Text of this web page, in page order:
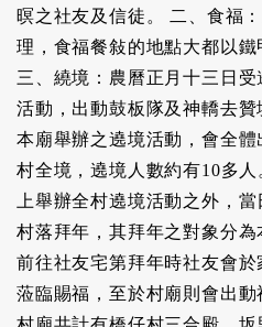
暝之社友及信徒。 二、食福
理，食福餐敍的地點大都以鐵
三、繞境：農曆正月十三日
活動，出動鼓板隊及神轎去
本廟舉辦之遶境活動，會全
村全境，遶境人數約有10多
上舉辦全村遶境活動之外，
村落拜年，其拜年之對象分為
前往社友宅第拜年時社友會
蒞臨賜福，至於村廟則會出